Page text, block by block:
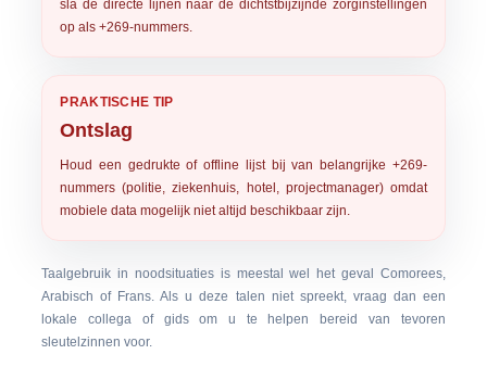
sla de directe lijnen naar de dichtstbijzijnde zorginstellingen
op als +269-nummers.
PRAKTISCHE TIP
Ontslag
Houd een gedrukte of offline lijst bij van belangrijke +269-
nummers (politie, ziekenhuis, hotel, projectmanager) omdat
mobiele data mogelijk niet altijd beschikbaar zijn.
Taalgebruik in noodsituaties is meestal wel het geval Comorees,
Arabisch of Frans. Als u deze talen niet spreekt, vraag dan een
lokale collega of gids om u te helpen bereid van tevoren
sleutelzinnen voor.